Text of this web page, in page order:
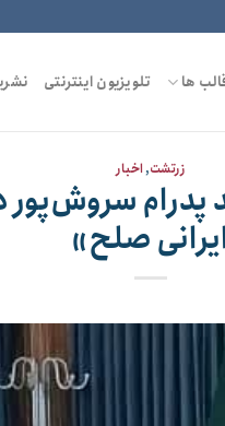
ها تلویزیون اینترنتی
زرتشت,اخبار
پدرام
صلح»